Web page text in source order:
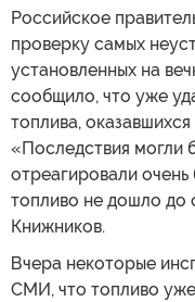
Российское
проверку самых
установленных на
сообщило, что уже
топлива,
«Последствия могли
отреагировали
топливо не дошло до
Книжников.
Вчера некоторые
СМИ, что топливо